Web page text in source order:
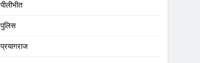
पीलीभीत
पुलिस
प्रयागराज